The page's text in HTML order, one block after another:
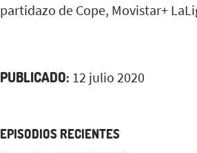
partidazo de Cope, Movistar+
PUBLICADO: 12 julio 2020
EPISODIOS RECIENTES